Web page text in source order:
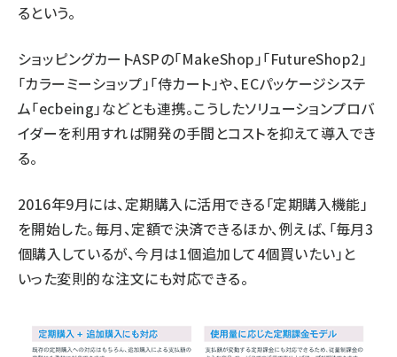
るという。
ショッピングカートASPの「MakeShop」「FutureShop2」
「カラーミーショップ」「侍カート」や、ECパッケージシステ
ム「ecbeing」などとも連携。こうしたソリューションプロバ
イダーを利用すれば開発の手間とコストを抑えて導入でき
る。
2016年9月には、定期購入に活用できる「定期購入機能」
を開始した。毎月、定額で決済できるほか、例えば、「毎月3
個購入しているが、今月は1個追加して4個買いたい」と
いった変則的な注文にも対応できる。